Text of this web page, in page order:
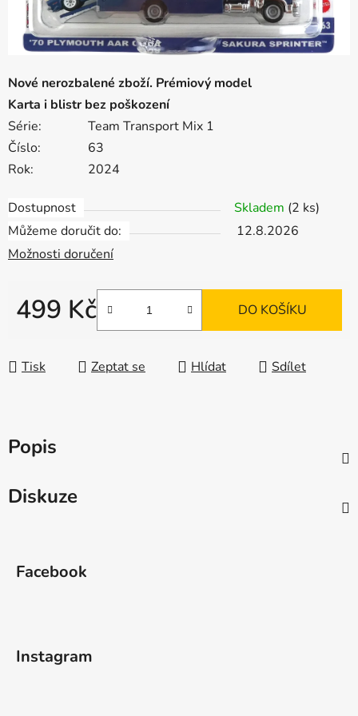
Nové nerozbalené zboží. Prémiový model
Karta i blistr bez poškození
Série:
Team Transport Mix 1
Číslo:
63
Rok:
2024
Dostupnost Skladem (2 ks)
Můžeme doručit do:
12.8.2026
Možnosti doručení
499 Kč DO KOŠÍKU
Tisk Zeptat se Hlídat Sdílet
Popis
Diskuze
Facebook
Instagram